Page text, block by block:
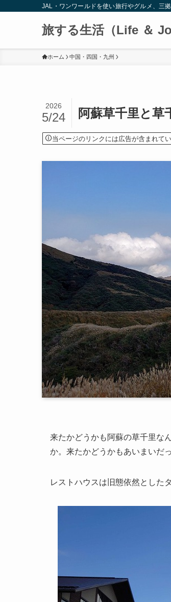
JAL・ワンワールドを使い旅行やグルメ、三
旅する生活（Life ＆
ホーム 中国・四国・九州
阿蘇草千里と草
2026
5/24
当ページのリンクには広告が含まれて
来たかどうかも阿蘇の草千里な
か。来たかどうかもあいまいだ
レストハウスは旧態依然とした